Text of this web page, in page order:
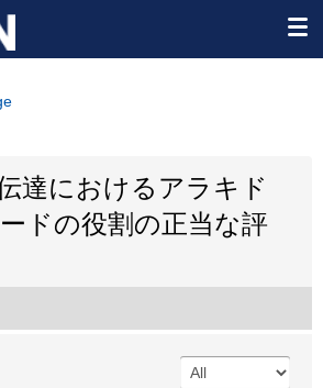
達におけるアラキド
ドの役割の正当な評